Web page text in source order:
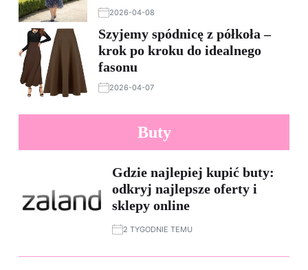
2026-04-08
Szyjemy spódnicę z półkoła –
krok po kroku do idealnego
fasonu
2026-04-07
Buty
Gdzie najlepiej kupić buty:
odkryj najlepsze oferty i
sklepy online
2 TYGODNIE TEMU